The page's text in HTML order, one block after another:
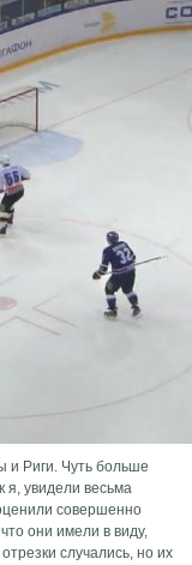
и Риги. Чуть больше
я, увидели весьма
совершенно
они имели в виду,
случались, но их